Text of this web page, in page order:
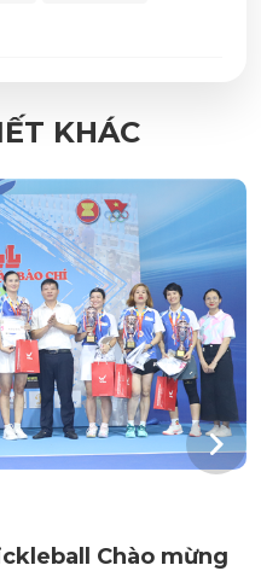
KHÁC
Chào mừng